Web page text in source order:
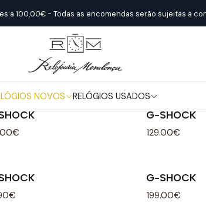
NOVOS RELÓGIOS USADOS
a 100,00€ - Todas as encomendas serão sujeitas a
Relógios Novos Casio G-SHOCK
G-SHOCK
G-SHOCK
129.00€
G-SHOCK
199.00€